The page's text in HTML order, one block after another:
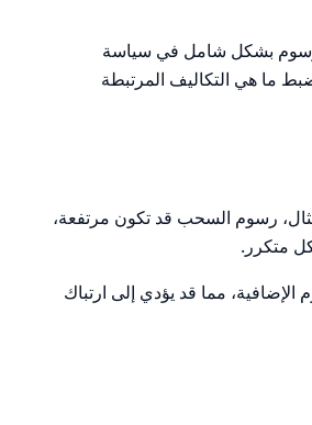
بشكل شامل في سياسة
ما هي التكاليف المرتبطة
رسوم السحب قد تكون مرتفعة،
متكرر.
مما قد يؤدي إلى ارتباك